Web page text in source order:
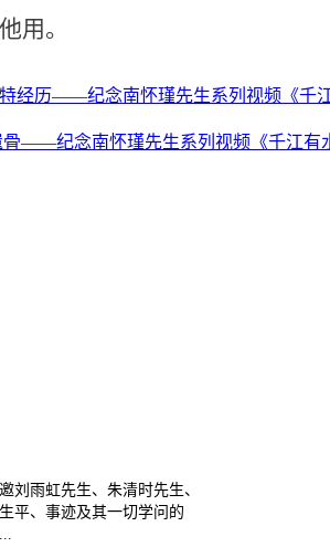
用。
经历——纪念南怀瑾先生系列视频《千
——纪念南怀瑾先生系列视频《千江有
刘雨虹先生、朱清时先生、
平、事迹及其一切学问的